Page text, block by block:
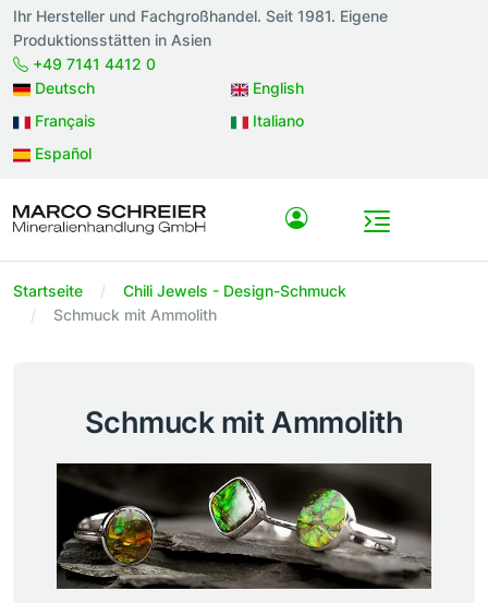
Ihr Hersteller und Fachgroßhandel. Seit 1981. Eigene
Produktionsstätten in Asien
+49 7141 4412 0
Deutsch
English
Français
Italiano
Español
Startseite
Chili Jewels - Design-Schmuck
Schmuck mit Ammolith
Schmuck mit Ammolith